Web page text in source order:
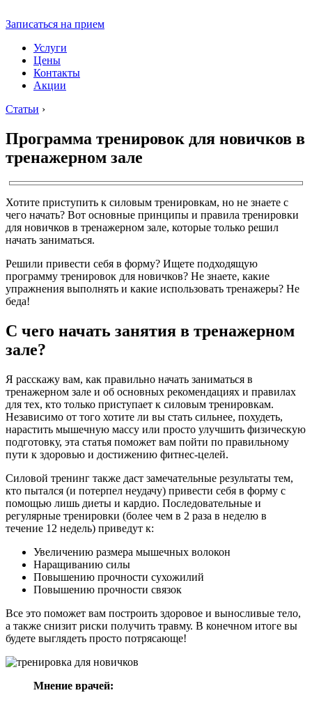
Записаться на прием
Услуги
Цены
Контакты
Акции
Статьи ›
Программа тренировок для новичков в
тренажерном зале
Хотите приступить к силовым тренировкам, но не знаете с
чего начать? Вот основные принципы и правила тренировки
для новичков в тренажерном зале, которые только решил
начать заниматься.
Решили привести себя в форму? Ищете подходящую
программу тренировок для новичков? Не знаете, какие
упражнения выполнять и какие использовать тренажеры? Не
беда!
С чего начать занятия в тренажерном
зале?
Я расскажу вам, как правильно начать заниматься в
тренажерном зале и об основных рекомендациях и правилах
для тех, кто только приступает к силовым тренировкам.
Независимо от того хотите ли вы стать сильнее, похудеть,
нарастить мышечную массу или просто улучшить физическую
подготовку, эта статья поможет вам пойти по правильному
пути к здоровью и достижению фитнес-целей.
Силовой тренинг также даст замечательные результаты тем,
кто пытался (и потерпел неудачу) привести себя в форму с
помощью лишь диеты и кардио. Последовательные и
регулярные тренировки (более чем в 2 раза в неделю в
течение 12 недель) приведут к:
Увеличению размера мышечных волокон
Наращиванию силы
Повышению прочности сухожилий
Повышению прочности связок
Все это поможет вам построить здоровое и выносливые тело,
а также снизит риски получить травму. В конечном итоге вы
будете выглядеть просто потрясающе!
Мнение врачей: